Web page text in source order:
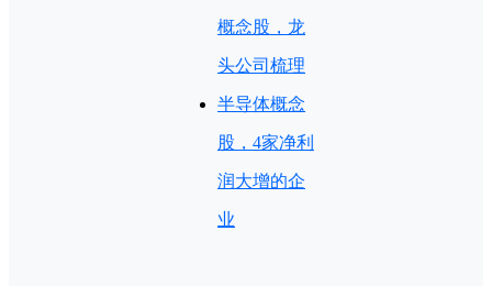
概念股，龙
头公司梳理
半导体概念
股，4家净利
润大增的企
业